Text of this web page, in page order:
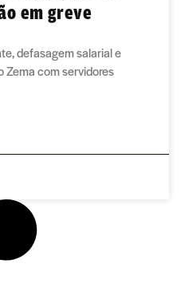
em greve
defasagem salarial e
Zema com servidores